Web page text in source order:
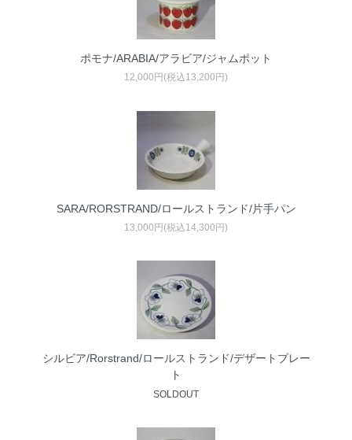
ポモナ/ARABIA/アラビア/ジャムポット
12,000円(税込13,200円)
SARA/RORSTRAND/ロールストランド/片手パン
13,000円(税込14,300円)
シルビア/Rorstrand/ロールストランド/デザートプレー
ト
SOLDOUT